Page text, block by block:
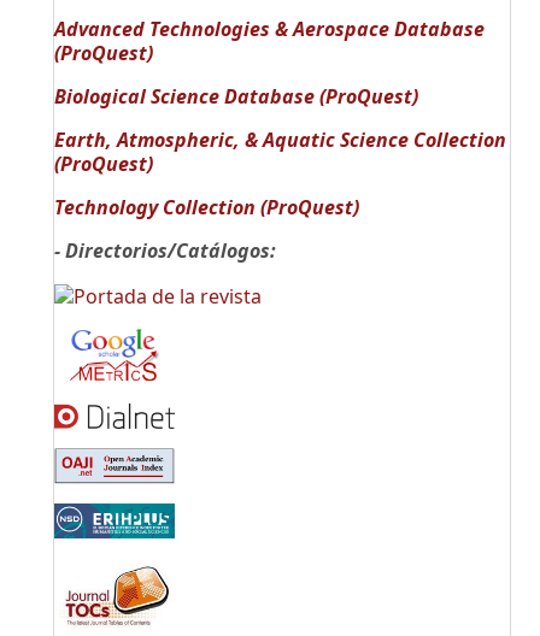
Advanced Technologies & Aerospace Database
(ProQuest)
Biological Science Database (ProQuest)
Earth, Atmospheric, & Aquatic Science Collection
(ProQuest)
Technology Collection (ProQuest)
- Directorios/Catálogos: